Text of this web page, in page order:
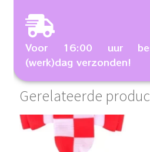
Voor 16:00 uur
(werk)dag verzonden!
Gerelateerde